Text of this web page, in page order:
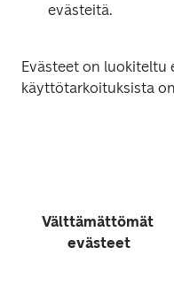
evästeitä.
Evästeet on luokiteltu
käyttötarkoituksista
Välttämättömät
evästeet